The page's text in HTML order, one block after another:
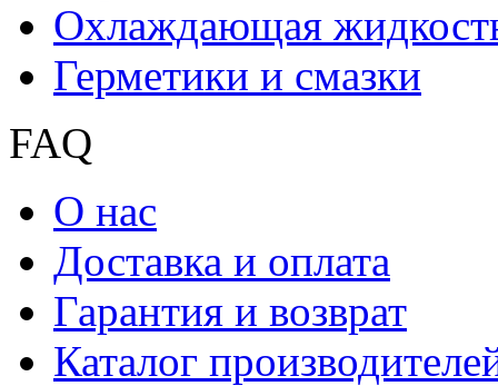
Охлаждающая
Герметики и смазки
FAQ
О нас
Доставка и оплата
Гарантия и возврат
Каталог